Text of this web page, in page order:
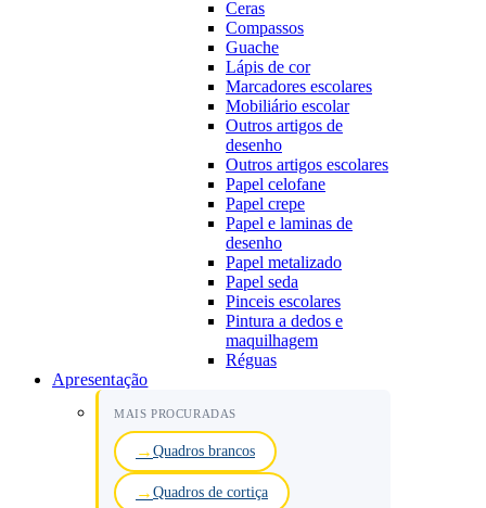
Ceras
Compassos
Guache
Lápis de cor
Marcadores escolares
Mobiliário escolar
Outros artigos de
desenho
Outros artigos escolares
Papel celofane
Papel crepe
Papel e laminas de
desenho
Papel metalizado
Papel seda
Pinceis escolares
Pintura a dedos e
maquilhagem
Réguas
Apresentação
MAIS PROCURADAS
Quadros brancos
Quadros de cortiça